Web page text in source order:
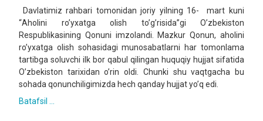
Davlatimiz rahbari tomonidan joriy yilning 16- mart kuni
“Аholini roʼyxatga olish toʼgʼrisida”gi Oʼzbekiston
Respublikasining Qonuni imzolandi. Mazkur Qonun, aholini
roʼyxatga olish sohasidagi munosabatlarni har tomonlama
tartibga soluvchi ilk bor qabul qilingan huquqiy hujjat sifatida
Oʼzbekiston tarixidan oʼrin oldi. Chunki shu vaqtgacha bu
sohada qonunchiligimizda hech qanday hujjat yoʼq edi.
Batafsil ...